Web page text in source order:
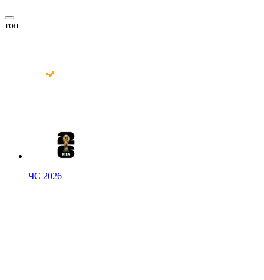
топ
ЧС 2026